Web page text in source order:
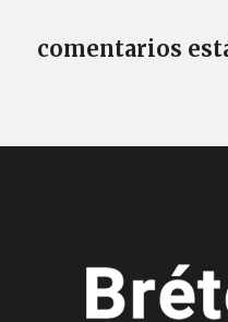
comentarios